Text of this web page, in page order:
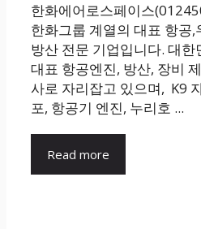
한화에어로스페이스
한화그룹 계열의 대표 항공,
방산 전문 기업입니다. 대한
대표 항공엔진, 방산, 장비
사로 자리잡고 있으며, K9
포, 항공기 엔진, 누리호 ...
Read more